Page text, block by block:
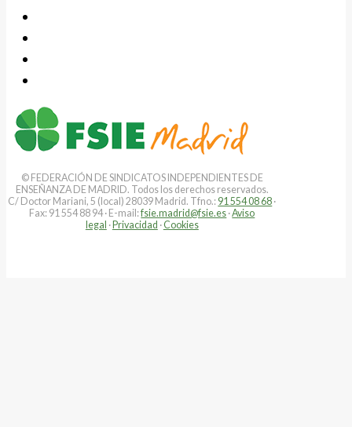
© FEDERACIÓN DE SINDICATOS INDEPENDIENTES DE
ENSEÑANZA DE MADRID. Todos los derechos reservados.
C/ Doctor Mariani, 5 (local) 28039 Madrid. Tfno.: 91 554 08 68 ·
Fax: 91 554 88 94 · E-mail:fsie.madrid@fsie.es ·Aviso
legal ·Privacidad · Cookies